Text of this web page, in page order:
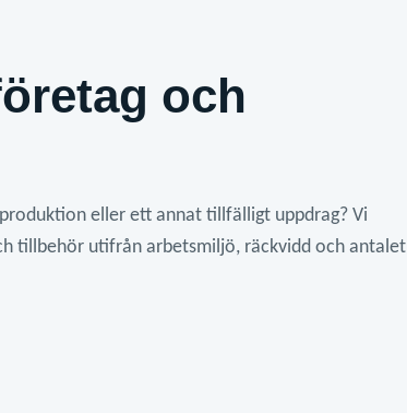
och
eller ett annat tillfälligt uppdrag? Vi
tillbehör utifrån arbetsmiljö, räckvidd och antalet